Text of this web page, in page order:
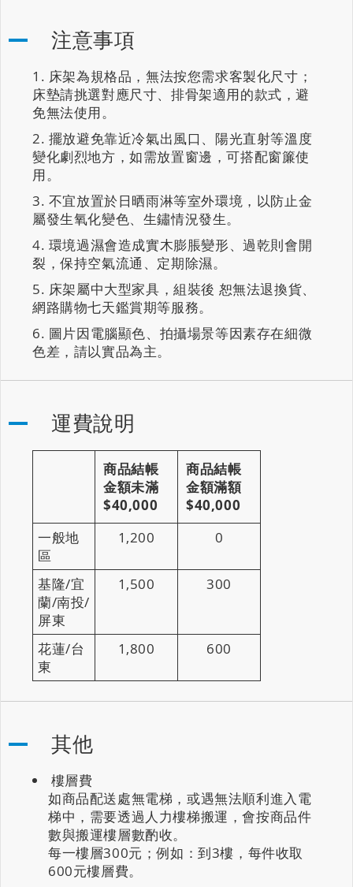
注意事項
床架為規格品，無法按您需求客製化尺寸；
床墊請挑選對應尺寸、排骨架適用的款式，避
免無法使用。
擺放避免靠近冷氣出風口、陽光直射等溫度
變化劇烈地方，如需放置窗邊，可搭配窗簾使
用。
不宜放置於日晒雨淋等室外環境，以防止金
屬發生氧化變色、生鏽情況發生。
環境過濕會造成實木膨脹變形、過乾則會開
裂，保持空氣流通、定期除濕。
床架屬中大型家具，組裝後 恕無法退換貨、
網路購物七天鑑賞期等服務。
圖片因電腦顯色、拍攝場景等因素存在細微
色差，請以實品為主。
運費說明
商品結帳
金額未滿
$40,000
商品結帳
金額滿額
$40,000
一般地
區
1,200 0
基隆/宜
蘭/南投/
屏東
1,500 300
花蓮/台
東
1,800 600
其他
樓層費
如商品配送處無電梯，或遇無法順利進入電
梯中，需要透過人力樓梯搬運，會按商品件
數與搬運樓層數酌收。
每一樓層300元；例如：到3樓，每件收取
600元樓層費。